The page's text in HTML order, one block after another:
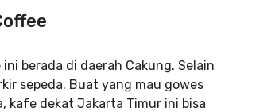
berada di daerah Cakung. Selain
sepeda. Buat yang mau gowes
kafe dekat Jakarta Timur ini bisa